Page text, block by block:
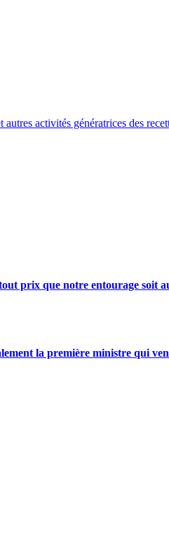
activités génératrices des
prix que notre entourage soit
la première ministre qui